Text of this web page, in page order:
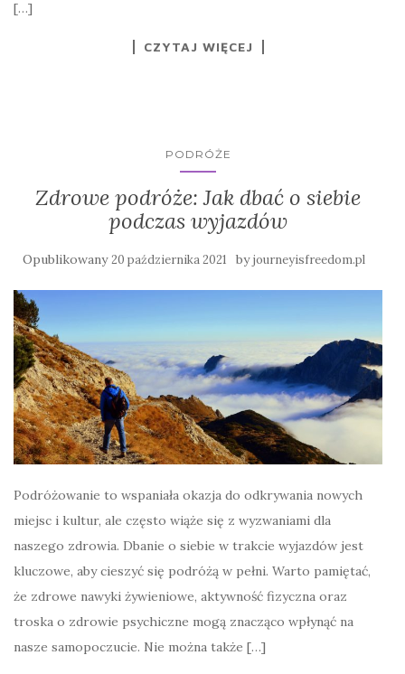
[…]
CZYTAJ WIĘCEJ
PODRÓŻE
Zdrowe podróże: Jak dbać o siebie
podczas wyjazdów
Opublikowany20 października 2021 byjourneyisfreedom.pl
Podróżowanie to wspaniała okazja do odkrywania nowych
miejsc i kultur, ale często wiąże się z wyzwaniami dla
naszego zdrowia. Dbanie o siebie w trakcie wyjazdów jest
kluczowe, aby cieszyć się podróżą w pełni. Warto pamiętać,
że zdrowe nawyki żywieniowe, aktywność fizyczna oraz
troska o zdrowie psychiczne mogą znacząco wpłynąć na
nasze samopoczucie. Nie można także […]